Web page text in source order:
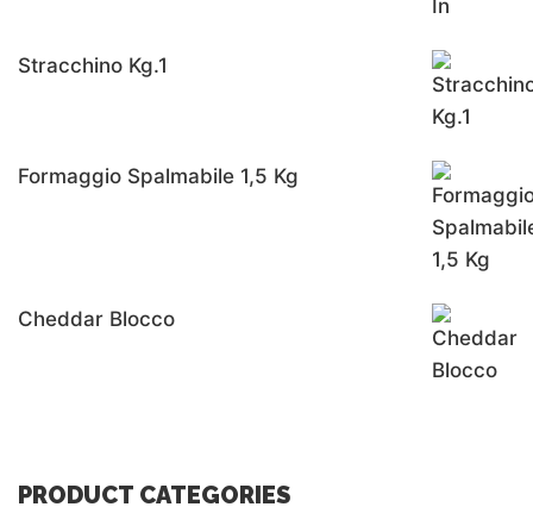
Stracchino Kg.1
Formaggio Spalmabile 1,5 Kg
Cheddar Blocco
PRODUCT CATEGORIES